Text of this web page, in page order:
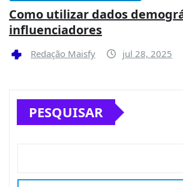
Como utilizar dados
influenciadores
Redação Maisfy jul 28, 2025
PESQUISAR